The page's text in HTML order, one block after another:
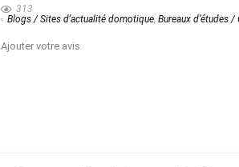
313
Blogs / Sites d’actualité domotique, Bureaux d’études
Ajouter votre avis